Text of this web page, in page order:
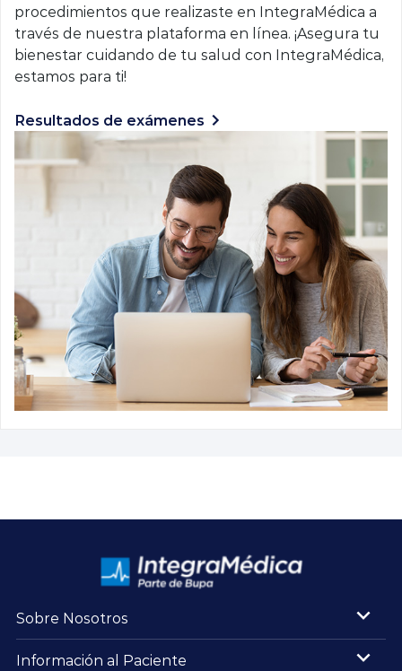
procedimientos que realizaste en IntegraMédica a
través de nuestra plataforma en línea. ¡Asegura tu
bienestar cuidando de tu salud con IntegraMédica,
estamos para ti!
Resultados de exámenes
Sobre Nosotros
Información al Paciente